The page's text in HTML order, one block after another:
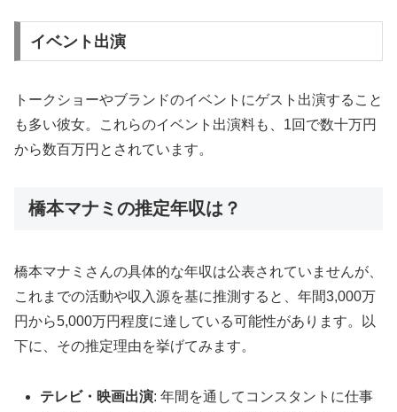
イベント出演
トークショーやブランドのイベントにゲスト出演すること
も多い彼女。これらのイベント出演料も、1回で数十万円
から数百万円とされています。
橋本マナミの推定年収は？
橋本マナミさんの具体的な年収は公表されていませんが、
これまでの活動や収入源を基に推測すると、年間3,000万
円から5,000万円程度に達している可能性があります。以
下に、その推定理由を挙げてみます。
テレビ・映画出演: 年間を通してコンスタントに仕事